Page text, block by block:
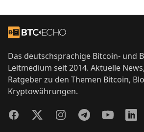
Zur Startseite
Das deutschsprachige Bitcoin- und
Leitmedium seit 2014. Aktuelle
Ratgeber zu den Themen Bitcoin,
Kryptowährungen.
FacebookTwitterInstagramTelegramYouTube